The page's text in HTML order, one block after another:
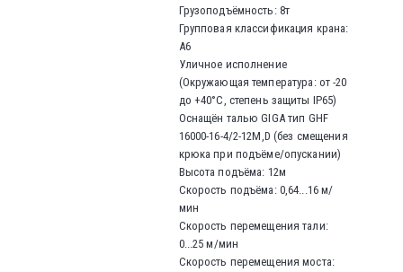
Грузоподъёмность: 8т
Групповая классификация крана:
A6
Уличное исполнение
(Окружающая температура: от -20
до +40°C, степень защиты IP65)
Оснащён талью GIGA тип GHF
16000-16-4/2-12M,D (без смещения
крюка при подъёме/опускании)
Высота подъёма: 12м
Скорость подъёма: 0,64...16 м/
мин
Скорость перемещения тали:
0...25м/мин
Скорость перемещения моста: